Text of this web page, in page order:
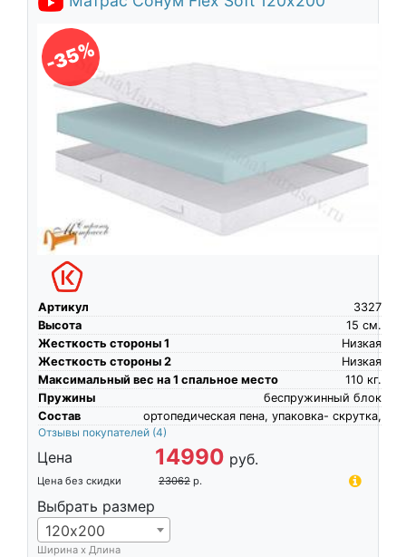
-35%
Артикул
3327
Высота
см.
15
Жесткость стороны 1
Низкая
Жесткость стороны 2
Низкая
Максимальный вес на 1 спальное место
кг.
110
Пружины
беспружинный блок
Состав
ортопедическая пена, упаковка- скрутка,
Отзывы покупателей (4)
Цена 14990 руб.
Цена без скидки 23062 р.
Выбрать размер
120х200
Ширина х Длина